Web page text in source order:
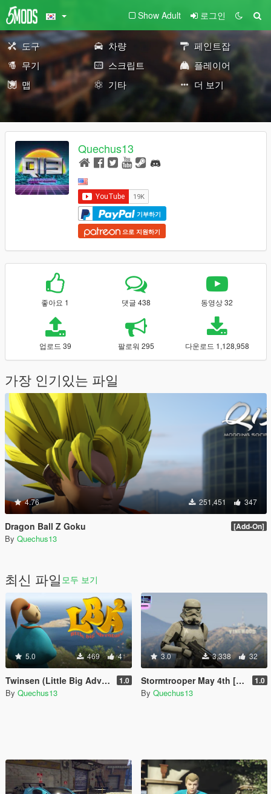
Show Adult 로그인
도구 차량
페인트잡
무기
스크립트
플레이어
맵
기타 더 보기
Quechus13
기부하기
으로 지원하기
좋아요 1 댓글 438 동영상 32
업로드 39 팔로워 295 다운로드 1,128,958
가장 인기있는 파일
4.76 251,451 347
Dragon Ball Z Goku [Add-On]
By Quechus13
최신 파일 모두 보기
5.0 469 4
Twinsen (Little Big Adventure) [Add-On Ped] 1.0
By Quechus13
3.0 3,338 32
Stormtrooper May 4th [Add-On Ped] 1.0
By Quechus13